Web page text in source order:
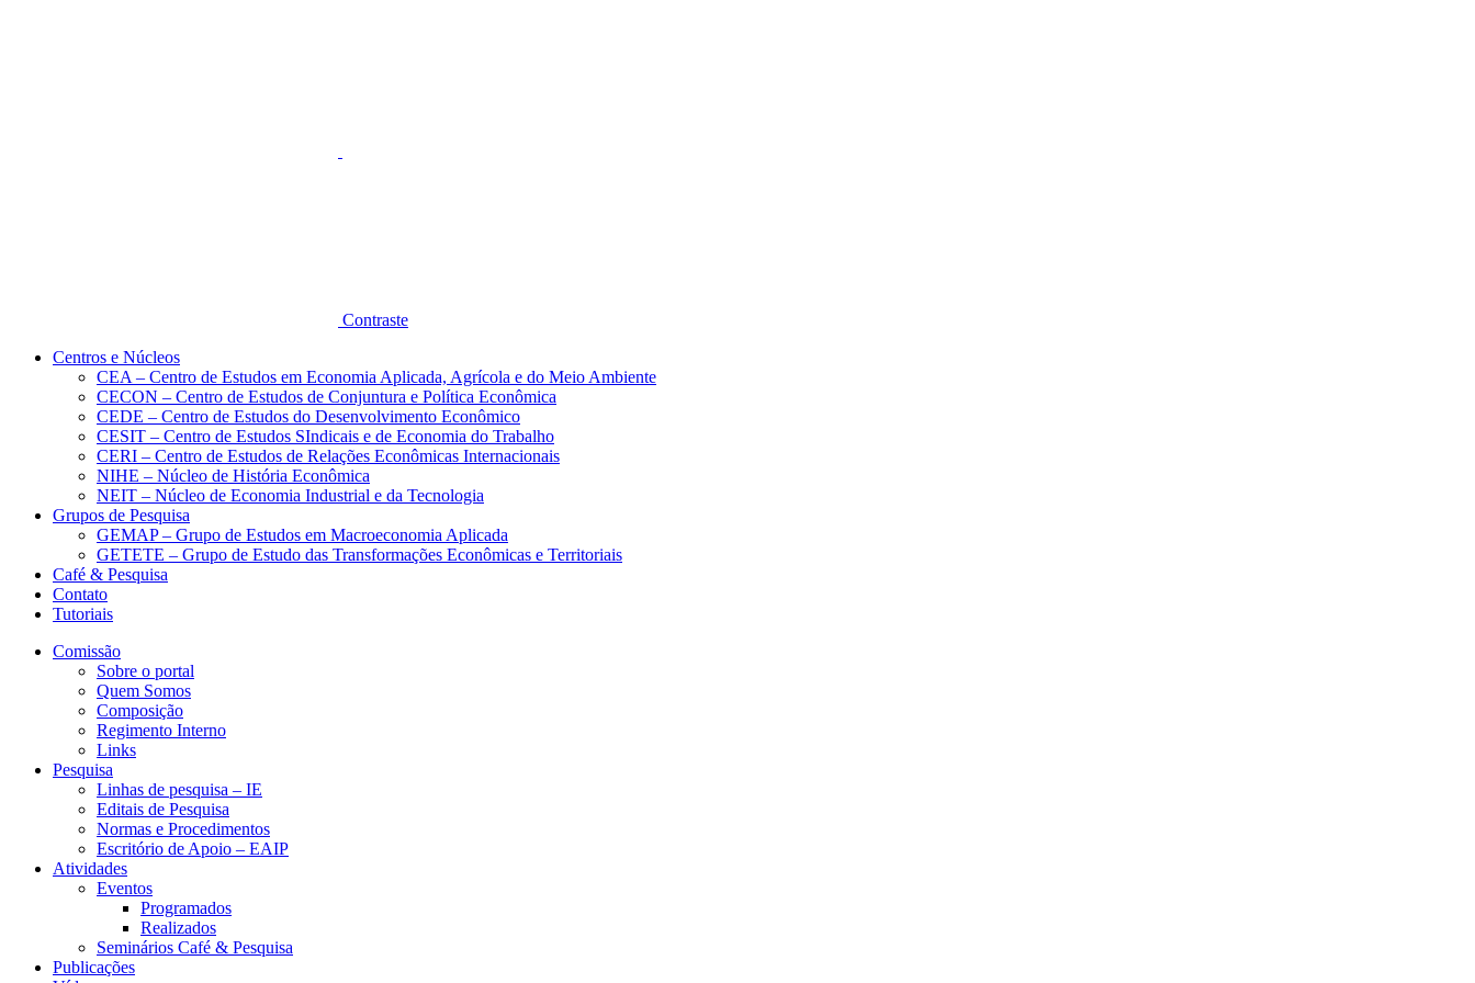
Contraste
Centros e Núcleos
CEA – Centro de Estudos em Economia Aplicada, Agrícola e do Meio Ambiente
CECON – Centro de Estudos de Conjuntura e Política Econômica
CEDE – Centro de Estudos do Desenvolvimento Econômico
CESIT – Centro de Estudos SIndicais e de Economia do Trabalho
CERI – Centro de Estudos de Relações Econômicas Internacionais
NIHE – Núcleo de História Econômica
NEIT – Núcleo de Economia Industrial e da Tecnologia
Grupos de Pesquisa
GEMAP – Grupo de Estudos em Macroeconomia Aplicada
GETETE – Grupo de Estudo das Transformações Econômicas e Territoriais
Café & Pesquisa
Contato
Tutoriais
Comissão
Sobre o portal
Quem Somos
Composição
Regimento Interno
Links
Pesquisa
Linhas de pesquisa – IE
Editais de Pesquisa
Normas e Procedimentos
Escritório de Apoio – EAIP
Atividades
Eventos
Programados
Realizados
Seminários Café & Pesquisa
Publicações